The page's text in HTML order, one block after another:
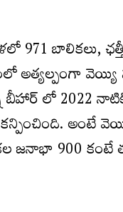
బాలికలు,
అత్యల్పంగా
బీహార్ లో 2022
అంటే
జనాభా 900 కంటే